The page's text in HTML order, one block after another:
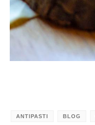
ANTIPASTI BLOG